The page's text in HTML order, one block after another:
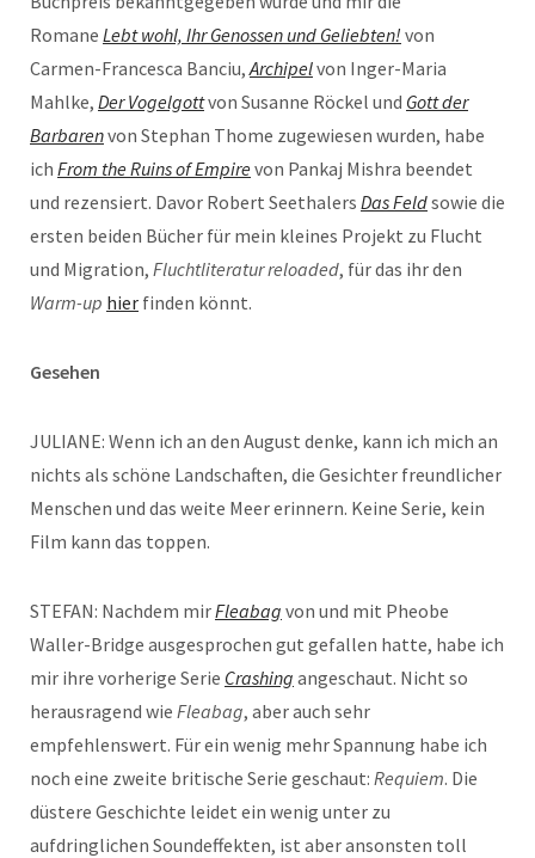
Romane Lebt wohl, Ihr Genossen und Geliebten! von
Carmen-Francesca Banciu, Archipelvon Inger-Maria
Mahlke, Der Vogelgottvon Susanne Röckel und Gott der
Barbarenvon Stephan Thome zugewiesen wurden, habe
ich From the Ruins of Empire von Pankaj Mishra beendet
und rezensiert. Davor Robert Seethalers Das Feldsowie die
ersten beiden Bücher für mein kleines Projekt zu Flucht
und Migration, Fluchtliteratur reloaded, für das ihr den
Warm-up hier finden könnt.
Gesehen
JULIANE: Wenn ich an den August denke, kann ich mich an
nichts als schöne Landschaften, die Gesichter freundlicher
Menschen und das weite Meer erinnern. Keine Serie, kein
Film kann das toppen.
STEFAN: Nachdem mirFleabag von und mit Pheobe
Waller-Bridge ausgesprochen gut gefallen hatte, habe ich
mir ihre vorherige Serie Crashing angeschaut. Nicht so
herausragend wie Fleabag, aber auch sehr
empfehlenswert. Für ein wenig mehr Spannung habe ich
noch eine zweite britische Serie geschaut: Requiem. Die
düstere Geschichte leidet ein wenig unter zu
aufdringlichen Soundeffekten, ist aber ansonsten toll